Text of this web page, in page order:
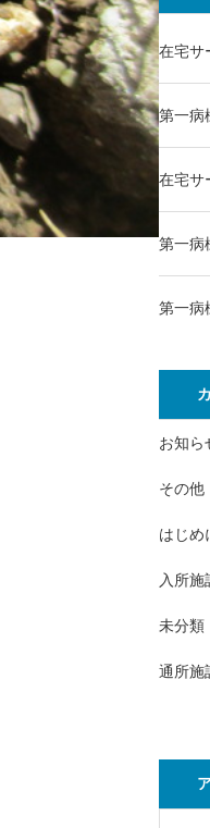
在宅
第一
在宅サ
第一
第一
お知ら
その他
はじめ
入所施
未分類
通所施